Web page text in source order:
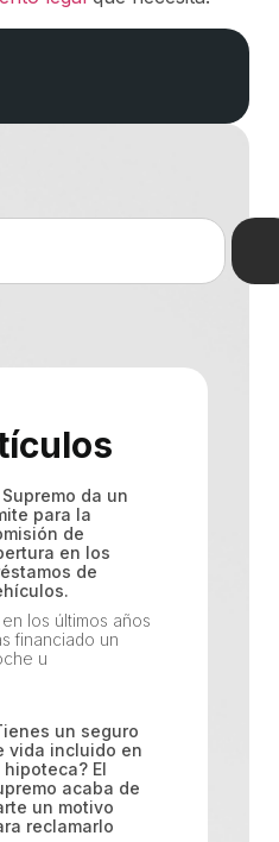
Supremo da un
para la
de
en los
de
en los últimos años
financiado un
u
un seguro
vida incluido en
hipoteca? El
acaba de
un motivo
reclamarlo